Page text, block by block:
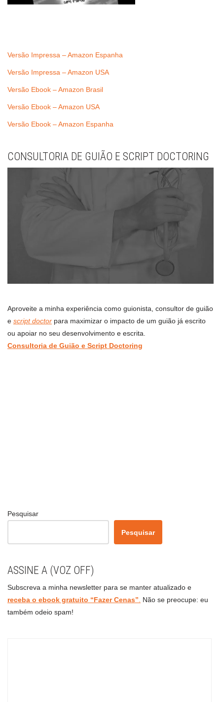
Versão Impressa – Amazon Espanha
Versão Impressa – Amazon USA
Versão Ebook – Amazon Brasil
Versão Ebook – Amazon USA
Versão Ebook – Amazon Espanha
CONSULTORIA DE GUIÃO E SCRIPT DOCTORING
Aproveite a minha experiência como guionista, consultor de guião
e script doctor para maximizar o impacto de um guião já escrito
ou apoiar no seu desenvolvimento e escrita.
Consultoria de Guião e Script Doctoring
Pesquisar
Pesquisar
ASSINE A (VOZ OFF)
Subscreva a minha newsletter para se manter atualizado e
receba o ebook gratuito “Fazer Cenas”. Não se preocupe: eu
também odeio spam!